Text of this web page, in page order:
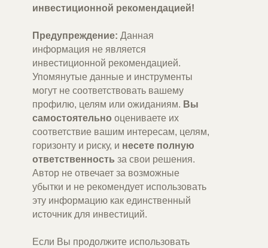
‎инвестиционной‏ ‎рекомендацией!
Предупреждение: Данная
информация не является
инвестиционной рекомендацией.
Упомянутые данные и инструменты
могут не соответствовать вашему
профилю, целям или ожиданиям. Вы
самостоятельно оцениваете их
соответствие вашим интересам, целям,
горизонту и риску, и несете полную
ответственность за свои решения.
Автор не отвечает за возможные
убытки и не рекомендует использовать
эту информацию как единственный
источник для инвестиций.
Если Вы продолжите использовать